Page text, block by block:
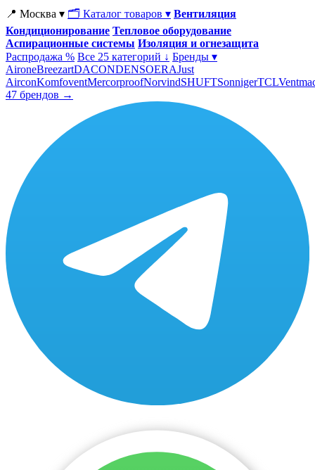
📍 Москва ▾ 🗂 Каталог товаров ▾ Вентиляция
Кондиционирование Тепловое оборудование
Аспирационные системы Изоляция и огнезащита
Распродажа % Все 25 категорий ↓ Бренды ▾
AironeBreezartDACONDENSOERAJust
AirconKomfoventMercorproofNorvindSHUFTSonnigerTCL
47 брендов →